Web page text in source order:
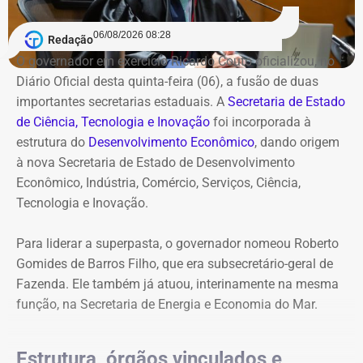
Redação06/08/2026 08:28
O governador em exercício Ricardo Couto oficializou, no
Diário Oficial desta quinta-feira (06), a fusão de duas
importantes secretarias estaduais. A Secretaria de Estado
de Ciência, Tecnologia e Inovação foi incorporada à
estrutura do Desenvolvimento Econômico, dando origem
à nova Secretaria de Estado de Desenvolvimento
Econômico, Indústria, Comércio, Serviços, Ciência,
Tecnologia e Inovação.
Para liderar a superpasta, o governador nomeou Roberto
Gomides de Barros Filho, que era subsecretário-geral de
Fazenda. Ele também já atuou, interinamente na mesma
função, na Secretaria de Energia e Economia do Mar.